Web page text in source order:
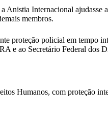
Internacional
membros.
proteção policial em tempo
e ao Secretário Federal dos
Humanos, com proteção